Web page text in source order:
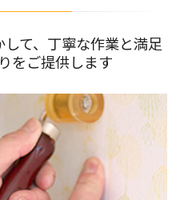
て、丁寧な作業と満足
をご提供します